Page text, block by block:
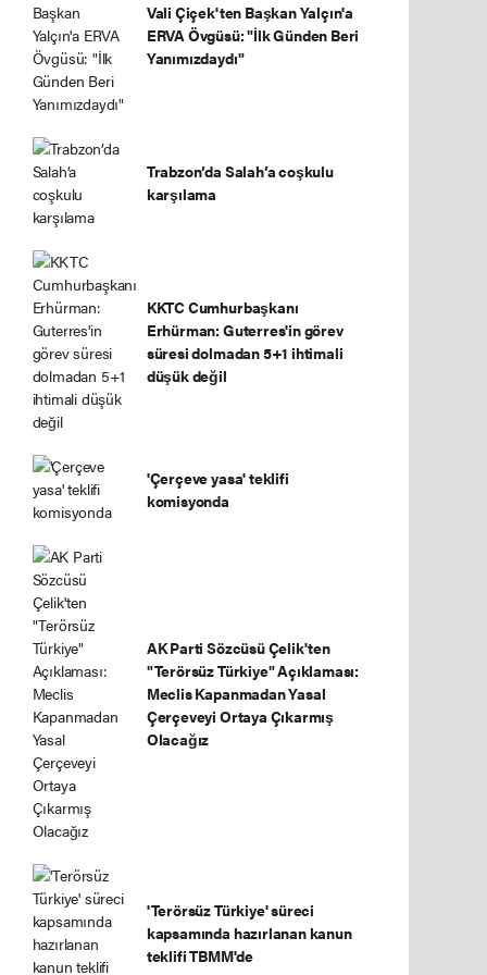
Vali Çiçek'ten Başkan Yalçın'a
ERVA Övgüsü: "İlk Günden Beri
Yanımızdaydı"
Trabzon’da Salah’a coşkulu
karşılama
KKTC Cumhurbaşkanı
Erhürman: Guterres'in görev
süresi dolmadan 5+1 ihtimali
düşük değil
'Çerçeve yasa' teklifi
komisyonda
AK Parti Sözcüsü Çelik'ten
"Terörsüz Türkiye" Açıklaması:
Meclis Kapanmadan Yasal
Çerçeveyi Ortaya Çıkarmış
Olacağız
'Terörsüz Türkiye' süreci
kapsamında hazırlanan kanun
teklifi TBMM'de